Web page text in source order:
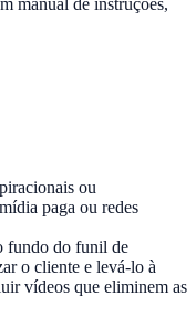
ou
paga ou redes
fundo do funil de
o cliente e levá-lo à
vídeos que eliminem as